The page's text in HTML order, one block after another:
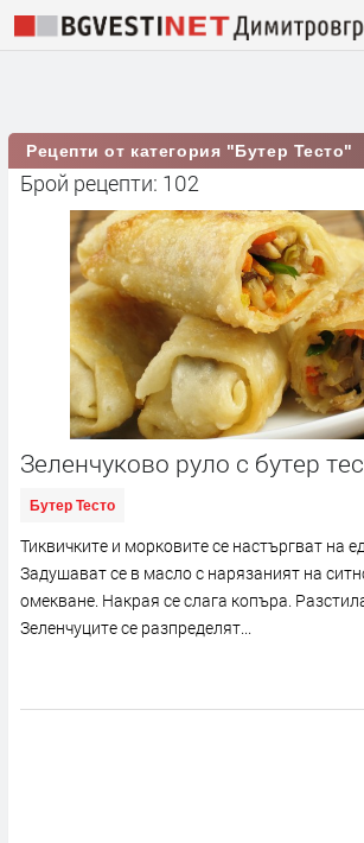
Рецепти от категория "Бутер Тесто"
Брой рецепти: 102
Зеленчуково руло с бутер
Бутер Тесто
Тиквичките и морковите се настъргват на
Задушават се в масло с нарязаният на
омекване. Накрая се слага копъра.
Зеленчуците се разпределят...